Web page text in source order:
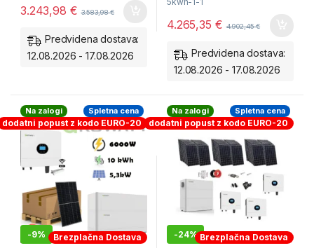
Montaža elektroinštalaterja.
3.243,98 € 3.583,98€
Predvidena dostava:
12.08.2026 - 17.08.2026
4.265,35 € 4.902,45€
Predvidena dostava:
12.08.2026 - 17.08.2026
Na zalogi
-9%
Spletna cena
dodatni popust z kodo EURO-20
Brezplačna Dostava
Na zalogi
-24%
Spletna cena
dodatni popust z kodo EURO-20
Brezplačna Dostava